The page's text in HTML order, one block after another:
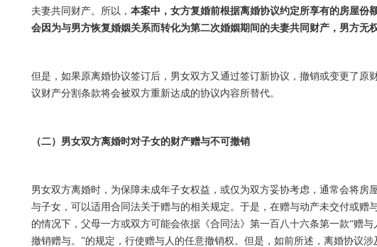
夫妻共同财产。所以， 本案中，女方复婚前根据离婚协议约定所享有的房屋份
会因为与男方恢复婚姻关系而转化为第二次婚姻期间的夫妻共同财产，男方无
但是，如果原离婚协议签订后，男女双方又通过签订新协议，撤销或变更了原
议财产分割条款将会被双方重新达成的协议内容所替代。
（二）男女双方离婚时对子女的财产赠与不可撤销
男女双方离婚时，为保障未成年子女权益，或仅为双方妥协考虑，通常会将房
与子女，可以适用合同法关于赠与的相关规定。于是，在赠与动产未交付或赠
的情况下，父母一方或双方可能会依据《合同法》第一百八十六条第一款“赠与
撤销赠与。”的规定，行使赠与人的任意撤销权。但是，如前所述，离婚协议